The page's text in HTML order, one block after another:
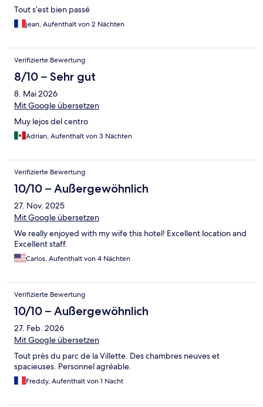
Tout s’est bien passé
jean, Aufenthalt von 2 Nächten
Verifizierte Bewertung
8/10 – Sehr gut
8. Mai 2026
Mit Google übersetzen
Muy lejos del centro
Adrian, Aufenthalt von 3 Nächten
Verifizierte Bewertung
10/10 – Außergewöhnlich
27. Nov. 2025
Mit Google übersetzen
We really enjoyed with my wife this hotel! Excellent location and
Excellent staff.
Carlos, Aufenthalt von 4 Nächten
Verifizierte Bewertung
10/10 – Außergewöhnlich
27. Feb. 2026
Mit Google übersetzen
Tout près du parc de la Villette. Des chambres neuves et
spacieuses. Personnel agréable.
Freddy, Aufenthalt von 1 Nacht